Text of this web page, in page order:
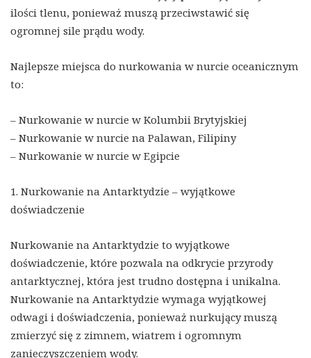
ilości tlenu, ponieważ muszą przeciwstawić się
ogromnej sile prądu wody.
Najlepsze miejsca do nurkowania w nurcie oceanicznym
to:
– Nurkowanie w nurcie w Kolumbii Brytyjskiej
– Nurkowanie w nurcie na Palawan, Filipiny
– Nurkowanie w nurcie w Egipcie
1. Nurkowanie na Antarktydzie – wyjątkowe
doświadczenie
Nurkowanie na Antarktydzie to wyjątkowe
doświadczenie, które pozwala na odkrycie przyrody
antarktycznej, która jest trudno dostępna i unikalna.
Nurkowanie na Antarktydzie wymaga wyjątkowej
odwagi i doświadczenia, ponieważ nurkujący muszą
zmierzyć się z zimnem, wiatrem i ogromnym
zanieczyszczeniem wody.